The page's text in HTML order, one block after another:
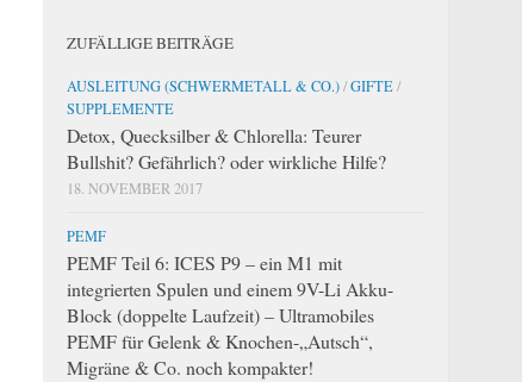
ZUFÄLLIGE BEITRÄGE
AUSLEITUNG (SCHWERMETALL & CO.)/GIFTE/
SUPPLEMENTE
Detox, Quecksilber & Chlorella: Teurer
Bullshit? Gefährlich? oder wirkliche Hilfe?
18. NOVEMBER 2017
PEMF
PEMF Teil 6: ICES P9 – ein M1 mit
integrierten Spulen und einem 9V-Li Akku-
Block (doppelte Laufzeit) – Ultramobiles
PEMF für Gelenk & Knochen-„Autsch“,
Migräne & Co. noch kompakter!